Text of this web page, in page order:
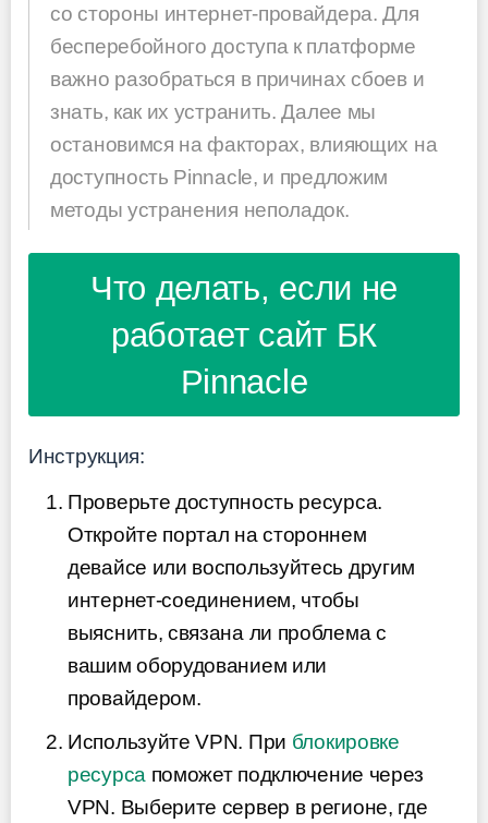
со стороны интернет-провайдера. Для
бесперебойного доступа к платформе
важно разобраться в причинах сбоев и
знать, как их устранить. Далее мы
остановимся на факторах, влияющих на
доступность Pinnacle, и предложим
методы устранения неполадок.
Что делать, если не
работает сайт БК
Pinnacle
Инструкция:
Проверьте доступность ресурса.
Откройте портал на стороннем
девайсе или воспользуйтесь другим
интернет-соединением, чтобы
выяснить, связана ли проблема с
вашим оборудованием или
провайдером.
Используйте VPN. При блокировке
ресурса поможет подключение через
VPN. Выберите сервер в регионе, где